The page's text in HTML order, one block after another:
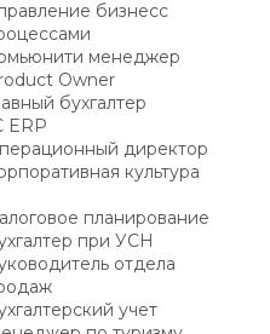
бизнесс
менеджер
Owner
бухгалтер
ERP
директор
культура
планирование
при УСН
отдела
учет